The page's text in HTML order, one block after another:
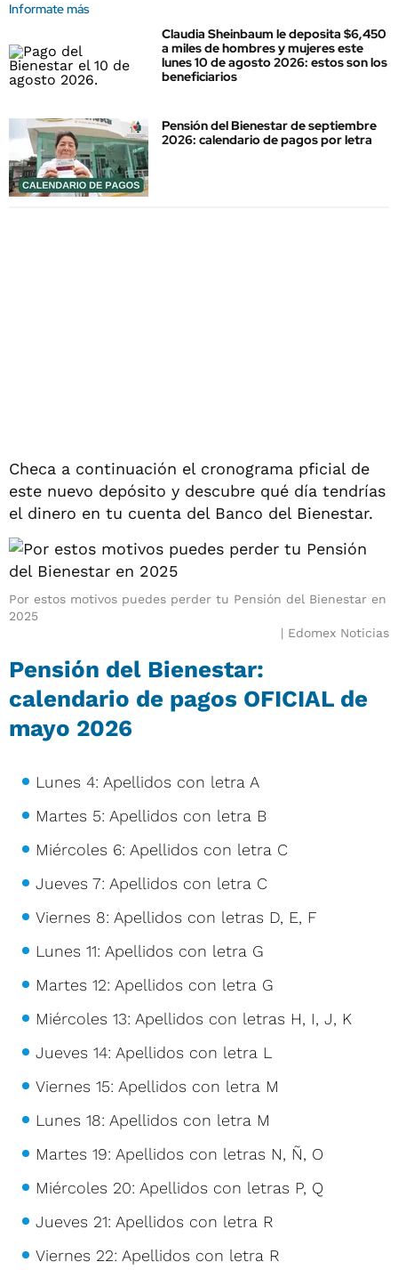
Informate más
Claudia Sheinbaum le deposita $6,450
a miles de hombres y mujeres este
lunes 10 de agosto 2026: estos son los
beneficiarios
Pensión del Bienestar de septiembre
2026: calendario de pagos por letra
Checa a continuación el cronograma pficial de
este nuevo depósito y descubre qué día tendrías
el dinero en tu cuenta del Banco del Bienestar.
Por estos motivos puedes perder tu Pensión del Bienestar en
2025
Edomex Noticias
Pensión del Bienestar:
calendario de pagos OFICIAL de
mayo 2026
Lunes 4: Apellidos con letra A
Martes 5: Apellidos con letra B
Miércoles 6: Apellidos con letra C
Jueves 7: Apellidos con letra C
Viernes 8: Apellidos con letras D, E, F
Lunes 11: Apellidos con letra G
Martes 12: Apellidos con letra G
Miércoles 13: Apellidos con letras H, I, J, K
Jueves 14: Apellidos con letra L
Viernes 15: Apellidos con letra M
Lunes 18: Apellidos con letra M
Martes 19: Apellidos con letras N, Ñ, O
Miércoles 20: Apellidos con letras P, Q
Jueves 21: Apellidos con letra R
Viernes 22: Apellidos con letra R